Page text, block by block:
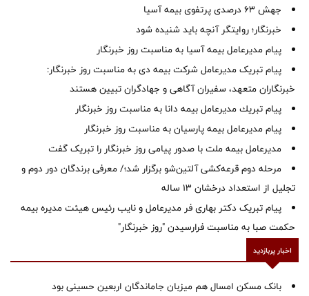
جهش ۶۳ درصدی پرتفوی بیمه آسیا
خبرنگار؛ روایتگر آنچه باید شنیده شود
پیام مدیرعامل بیمه آسیا به مناسبت روز خبرنگار
پیام تبریک مدیرعامل شرکت بیمه دی به مناسبت روز خبرنگار:
خبرنگاران متعهد، سفیران آگاهی و جهادگران تبیین هستند
پیام ‌تبریك‌ مدیرعامل بیمه دانا به مناسبت روز خبرنگار
پیام مدیرعامل بیمه پارسیان به مناسبت روز خبرنگار
مدیرعامل بیمه ملت با صدور پیامی روز خبرنگار را تبریک گفت
مرحله دوم قرعه‌کشی آلتین‌شو برگزار شد؛/ معرفی برندگان دور دوم و
تجلیل از استعداد درخشان ۱۳ ساله
پیام تبریک دکتر بهاری فر مدیرعامل و نایب رئیس هیئت مدیره بیمه
حکمت صبا به مناسبت فرارسیدن "روز خبرنگار"
اخبار پربازدید
بانک مسکن امسال هم میزبان جاماندگان اربعین حسینی بود